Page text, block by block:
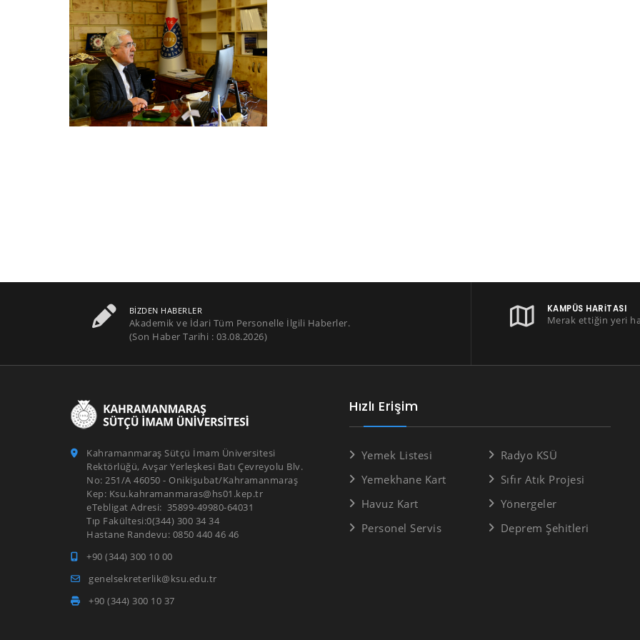
BIZDEN HABERLER
Akademik ve İdari Tüm Personelle İlgili Haberler.
(Son Haber Tarihi : 03.08.2026)
KAMPÜS HARITASI
Merak ettiğin yeri
Kahramanmaraş Sütçü İmam Üniversitesi
Rektörlüğü, Avşar Yerleşkesi Batı Çevreyolu Blv.
No: 251/A 46050 - Onikişubat/Kahramanmaraş
Kep: Ksu.kahramanmaras@hs01.kep.tr
eTebligat Adresi: 35899-49980-64031
Tıp Fakültesi:0(344) 300 34 34
Hastane Randevu: 0850 440 46 46
+90 (344) 300 10 00
genelsekreterlik@ksu.edu.tr
+90 (344) 300 10 37
Hızlı Erişim
Yemek Listesi
Yemekhane Kart
Havuz Kart
Personel Servis
Radyo KSÜ
Sıfır Atık Projesi
Yönergeler
Deprem Şehitleri